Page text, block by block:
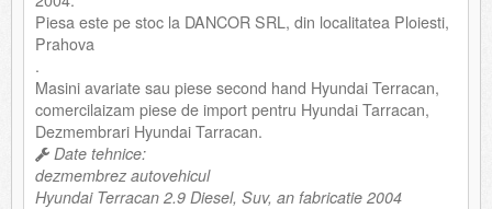
Piesa este pe stoc la DANCOR SRL, din localitatea Ploiesti,
Prahova
.
Masini avariate sau piese second hand Hyundai Terracan,
comercilaizam piese de import pentru Hyundai Tarracan,
Dezmembrari Hyundai Tarracan.
Date tehnice:
dezmembrez autovehicul
Hyundai Terracan 2.9 Diesel, Suv, an fabricatie 2004